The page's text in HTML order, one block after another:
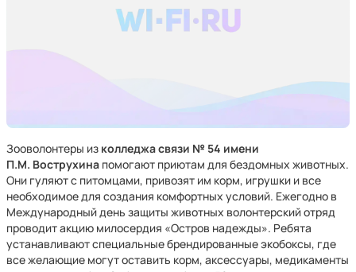
Зооволонтеры из колледжа связи № 54 имени
П.М. Вострухина помогают приютам для бездомных животных.
Они гуляют с питомцами, привозят им корм, игрушки и все
необходимое для создания комфортных условий. Ежегодно в
Международный день защиты животных волонтерский отряд
проводит акцию милосердия «Остров надежды». Ребята
устанавливают специальные брендированные экобоксы, где
все желающие могут оставить корм, аксессуары, медикаменты